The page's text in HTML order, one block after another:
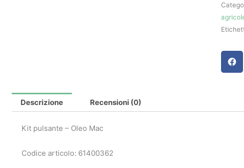
Mac
Descrizione Recensioni (0)
Kit pulsante – Oleo Mac
Codice articolo: 61400362